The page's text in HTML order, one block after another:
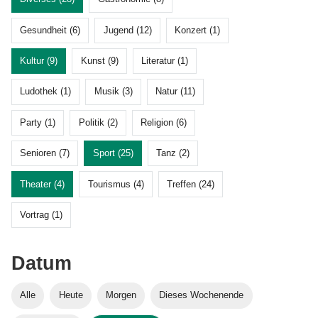
Gesundheit (6) Jugend (12) Konzert (1)
Kultur (9) Kunst (9) Literatur (1)
Ludothek (1) Musik (3) Natur (11)
Party (1) Politik (2) Religion (6)
Senioren (7) Sport (25) Tanz (2)
Theater (4) Tourismus (4) Treffen (24)
Vortrag (1)
Datum
Alle Heute Morgen Dieses Wochenende